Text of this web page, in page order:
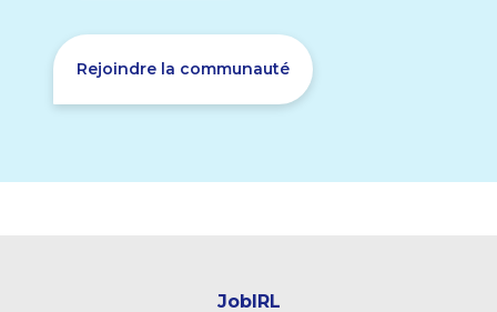
Rejoindre la communauté
JobIRL